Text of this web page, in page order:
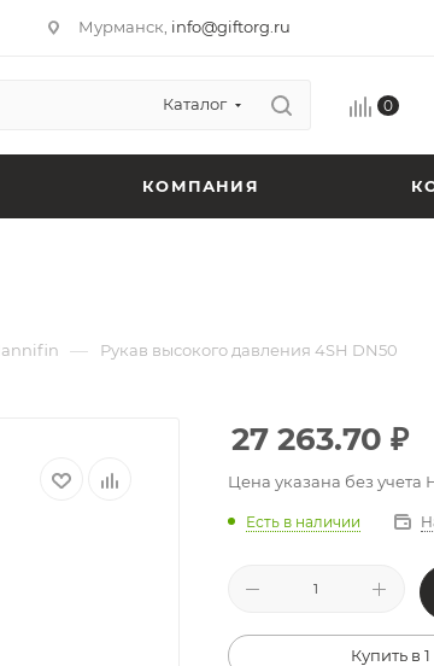
Мурманск, info@giftorg.ru
Каталог 0
КОМПАНИЯ
— Рукав высокого давления 4SH DN50
27 263.70 ₽
Цена указана без учета
Есть в наличии
Купить в